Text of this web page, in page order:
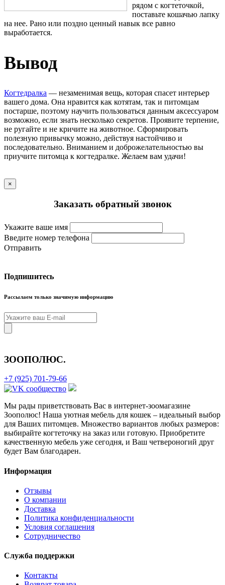
рядом с когтеточкой,
поставьте кошачью лапку
на нее. Рано или поздно ценный навык все равно
выработается.
Вывод
Когтедралка –– незаменимая вещь, которая спасет интерьер
вашего дома. Она нравится как котятам, так и питомцам
постарше, поэтому научить пользоваться данным аксессуаром
возможно, если знать несколько секретов. Проявите терпение,
не ругайте и не кричите на животное. Сформировать
полезную привычку можно, действуя настойчиво и
последовательно. Вниманием и доброжелательностью вы
приучите питомца к когтедралке. Желаем вам удачи!
×
Заказать обратный звонок
Укажите ваше имя
Введите номер телефона
Отправить
Подпишитесь
Рассылаем только значимую информацию
ЗООПОЛЮС.
+7 (925) 701-79-66
Мы рады приветствовать Вас в интернет-зоомагазине
Зоополюс! Наша уютная мебель для кошек – идеальный выбор
для Ваших питомцев. Множество вариантов любых размеров:
выбирайте когтеточку на заказ или готовую. Приобретите
качественную мебель уже сегодня, и Ваш четвероногий друг
будет Вам благодарен.
Информация
Отзывы
О компании
Доставка
Политика конфиденциальности
Условия соглашения
Сотрудничество
Служба поддержки
Контакты